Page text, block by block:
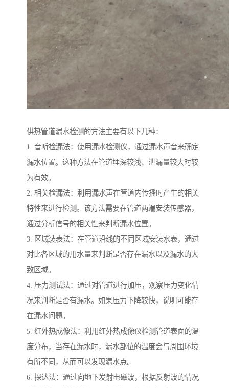
供热管道漏水检测的方法主要有以下几种：
1. 音听检漏法：使用漏水检测仪，通过漏水声音来确定
漏水位置。这种方法在管道埋深较浅、泄漏量较大时较
为有效。
2. 相关检漏法：利用漏水声在管道内传播时产生的相关
特性来进行检测。该方法需要在管道两端安装传感器，
通过分析信号的相关性来判断漏水位置。
3. 区域装表法：在管道沿线的不同区域安装水表，通过
对比各区域的用水量来判断是否存在漏水以及漏水的大
致区域。
4. 压力测试法：通过对管道进行加压，观察压力变化情
况来判断是否有漏水。如果压力下降较快，说明可能存
在漏水问题。
5. 红外热成像法：利用红外热成像仪检测管道表面的温
度分布，当存在漏水时，漏水部位的温度会与周围环境
有所不同，从而可以发现漏水点。
6. 探达法：通过向地下发射电磁波，根据反射波的情况